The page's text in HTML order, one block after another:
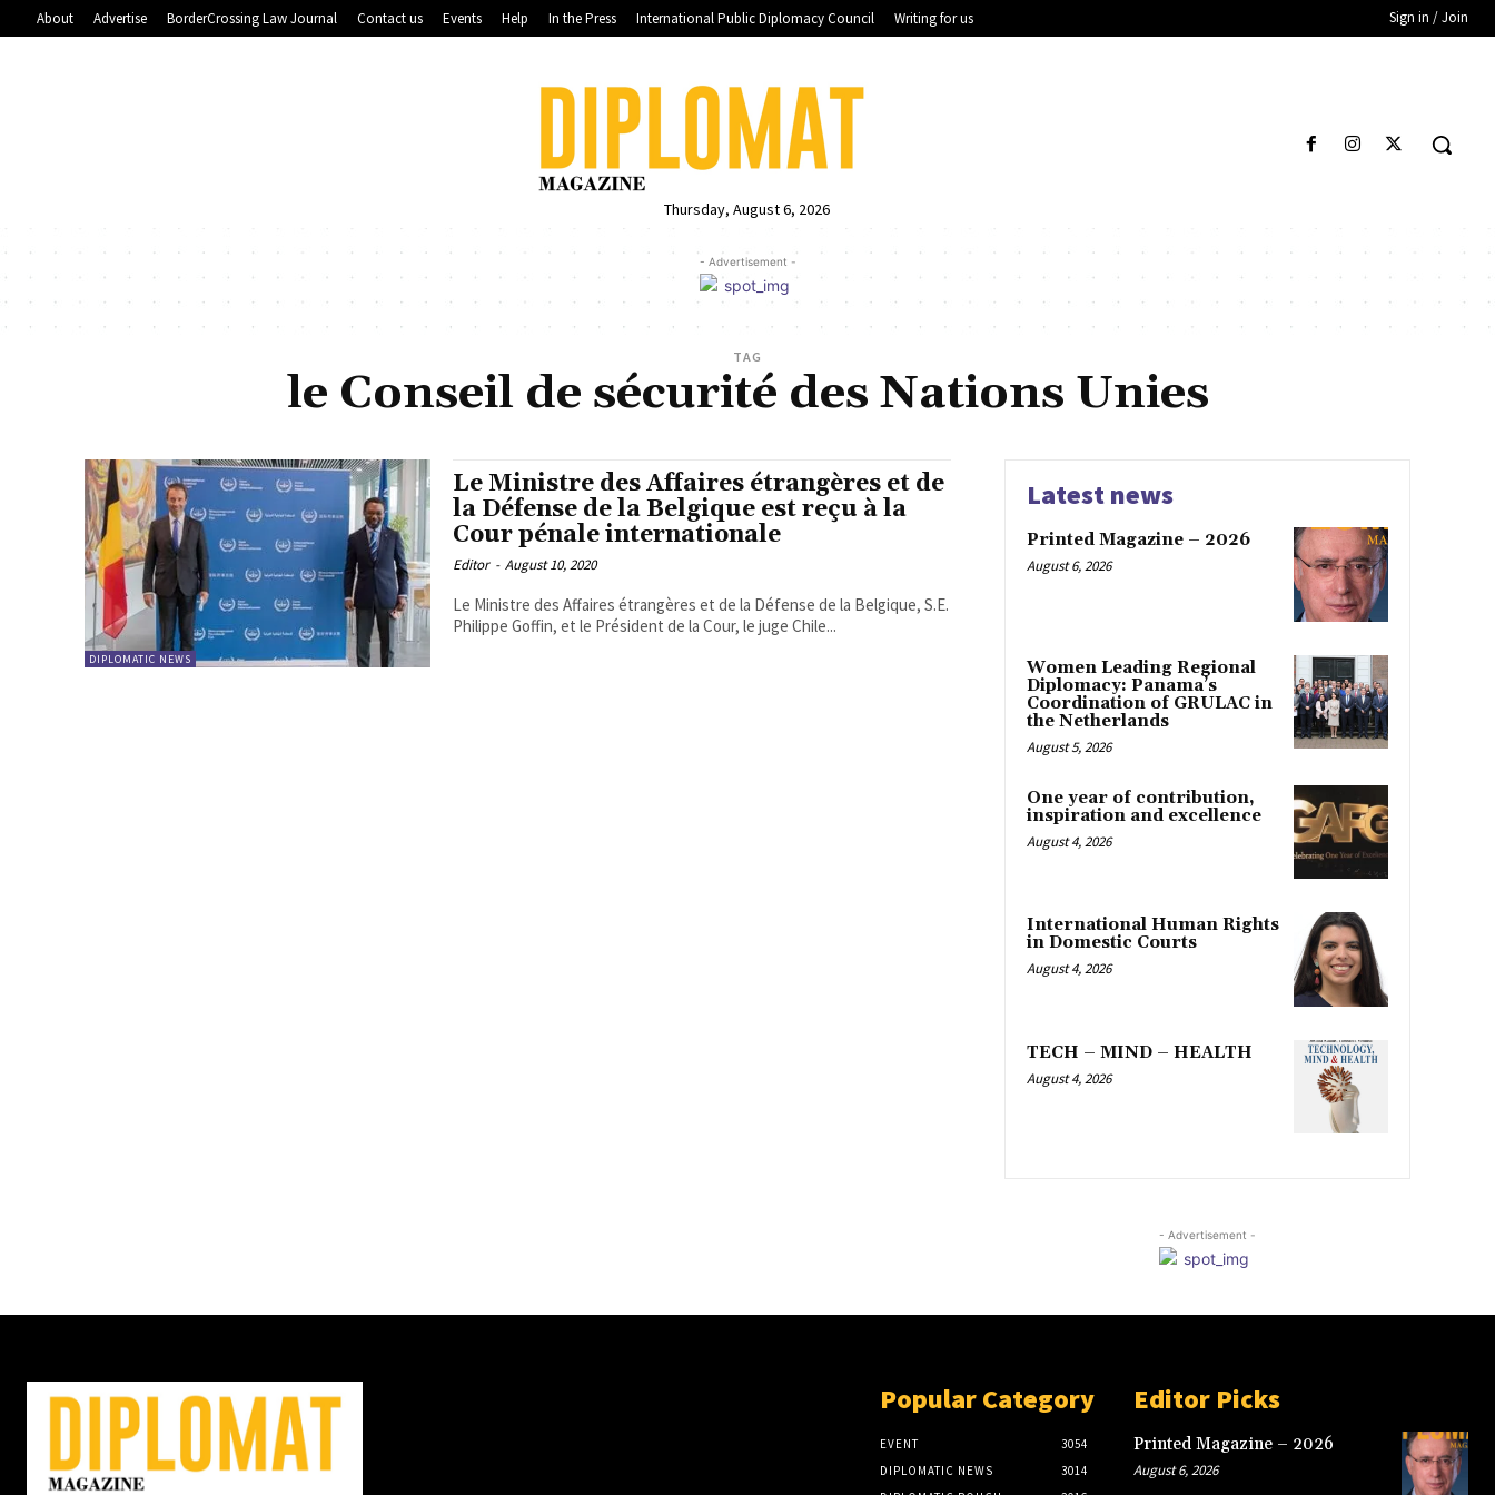
About Advertise BorderCrossing Law Journal Contact us Events Help In the Press International Public Diplomacy Council Writing for us Sign in / Join
Thursday, August 6, 2026
- Advertisement -
TAG
le Conseil de sécurité des Nations Unies
DIPLOMATIC NEWS
Le Ministre des Affaires étrangères et de
la Défense de la Belgique est reçu à la
Cour pénale internationale
Editor - August 10, 2020
Le Ministre des Affaires étrangères et de la Défense de la Belgique, S.E.
Philippe Goffin, et le Président de la Cour, le juge Chile...
Latest news
Printed Magazine – 2026
August 6, 2026
Women Leading Regional
Diplomacy: Panama’s
Coordination of GRULAC in
the Netherlands
August 5, 2026
One year of contribution,
inspiration and excellence
August 4, 2026
International Human Rights
in Domestic Courts
August 4, 2026
TECH – MIND – HEALTH
August 4, 2026
- Advertisement -
Popular Category
EVENT
3054
DIPLOMATIC NEWS
3014
Editor Picks
Printed Magazine – 2026
August 6, 2026